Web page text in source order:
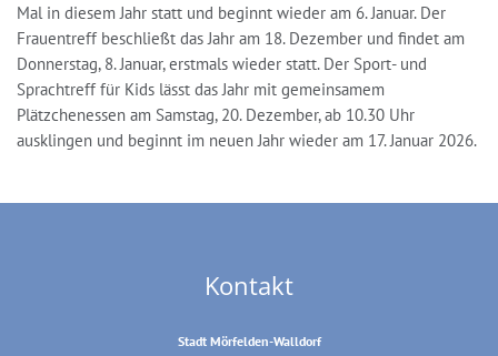
Mal in diesem Jahr statt und beginnt wieder am 6. Januar. Der
Frauentreff beschließt das Jahr am 18. Dezember und findet am
Donnerstag, 8. Januar, erstmals wieder statt. Der Sport- und
Sprachtreff für Kids lässt das Jahr mit gemeinsamem
Plätzchenessen am Samstag, 20. Dezember, ab 10.30 Uhr
ausklingen und beginnt im neuen Jahr wieder am 17. Januar 2026.
Kontakt
Stadt Mörfelden-Walldorf